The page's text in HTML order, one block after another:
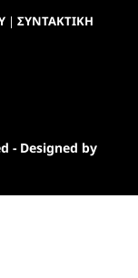
| ΣΥΝΤΑΚΤΙΚΗ
- Designed by